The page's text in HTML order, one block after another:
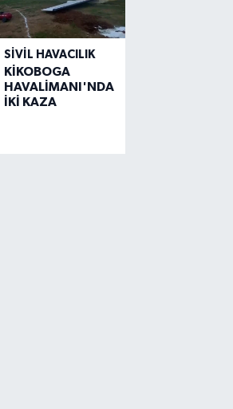
SIVIL HAVACILIK
KİKOBOGA
HAVALİMANI'NDA
İKİ KAZA